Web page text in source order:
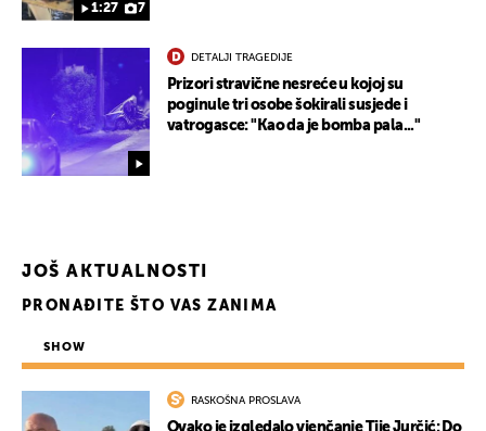
1:27 7
DETALJI TRAGEDIJE
Prizori stravične nesreće u kojoj su
poginule tri osobe šokirali susjede i
vatrogasce: "Kao da je bomba pala..."
JOŠ AKTUALNOSTI
PRONAĐITE ŠTO VAS ZANIMA
SHOW
RASKOŠNA PROSLAVA
Ovako je izgledalo vjenčanje Tije Jurčić: Do